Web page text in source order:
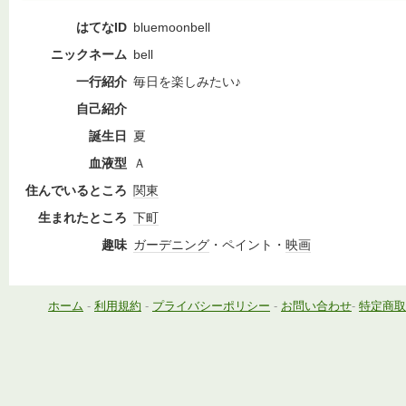
はてなID bluemoonbell
ニックネーム bell
一行紹介 毎日を楽しみたい♪
自己紹介
誕生日
夏
血液型
Ａ
住んでいるところ 関東
生まれたところ 下町
趣味 ガーデニング ・ペイント・ 映画
ホーム - 利用規約 - プライバシーポリシー - お問い合わせ- 特定商